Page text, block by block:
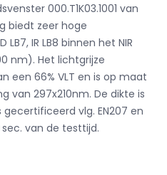
000.T1K03.1001 van
biedt zeer hoge
IR LB8 binnen het NIR
nm). Het lichtgrijze
een 66% VLT en is op maat
van 297x210nm. De dikte is
vlg. EN207 en
van de testtijd.